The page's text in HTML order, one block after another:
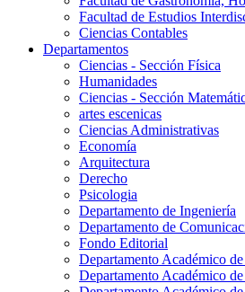
Facultad de Estudios
Ciencias Contables
Departamentos
Ciencias - Sección Física
Humanidades
Ciencias - Sección
artes escenicas
Ciencias Administrativas
Economía
Arquitectura
Derecho
Psicologia
Departamento de Ingeniería
Departamento de
Fondo Editorial
Departamento Académico
Departamento Académico